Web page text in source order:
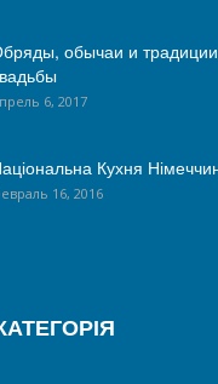
обычаи и
6, 2017
Кухня
16, 2016